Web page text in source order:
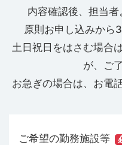
内容確認後、担当者
原則お申し込みから
土日祝日をはさむ場合
が、ご
お急ぎの場合は、お電
ご希望の勤務施設等